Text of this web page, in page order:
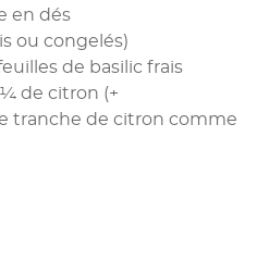
en dés
ou congelés)
de basilic frais
de citron (+
tranche de citron comme